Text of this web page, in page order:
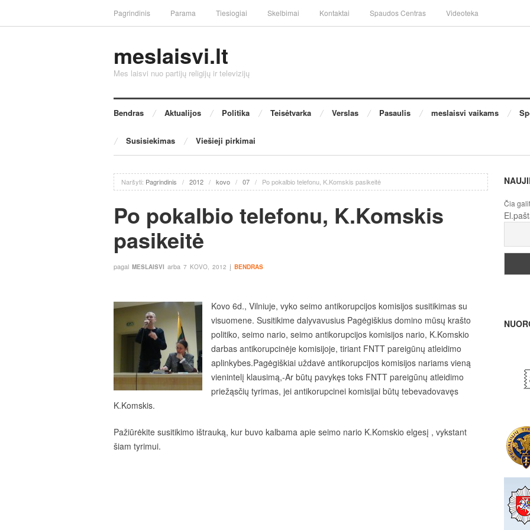
Pagrindinis Parama Tiesiogiai Skelbimai Kontaktai Spaudos Centras Videoteka
meslaisvi.lt
Mes laisvi nuo partijų religijų ir televizijų
Bendras Aktualijos Politika Teisėtvarka Verslas Pasaulis meslaisvi vaikams
Susisiekimas Viešieji pirkimai
Naršyti: Pagrindinis / 2012 / kovo / 07 / Po pokalbio telefonu, K.Komskis pasikeitė
Po pokalbio telefonu, K.Komskis
pasikeitė
pagal MESLAISVI arba 7 KOVO, 2012 į BENDRAS
Kovo 6d., Vilniuje, vyko seimo antikorupcijos komisijos susitikimas su
visuomene. Susitikime dalyvavusius Pagėgiškius domino mūsų krašto
politiko, seimo nario, seimo antikorupcijos komisijos nario, K.Komskio
darbas antikorupcinėje komisijoje, tiriant FNTT pareigūnų atleidimo
aplinkybes.Pagėgiškiai uždavė antikorupcijos komisijos nariams vieną
vienintelį klausimą,-Ar būtų pavykęs toks FNTT pareigūnų atleidimo
priežąsčių tyrimas, jei antikorupcinei komisijai būtų tebevadovavęs
K.Komskis.
Pažiūrėkite susitikimo ištrauką, kur buvo kalbama apie seimo nario K.Komskio elgesį , vykstant
šiam tyrimui.
Čia